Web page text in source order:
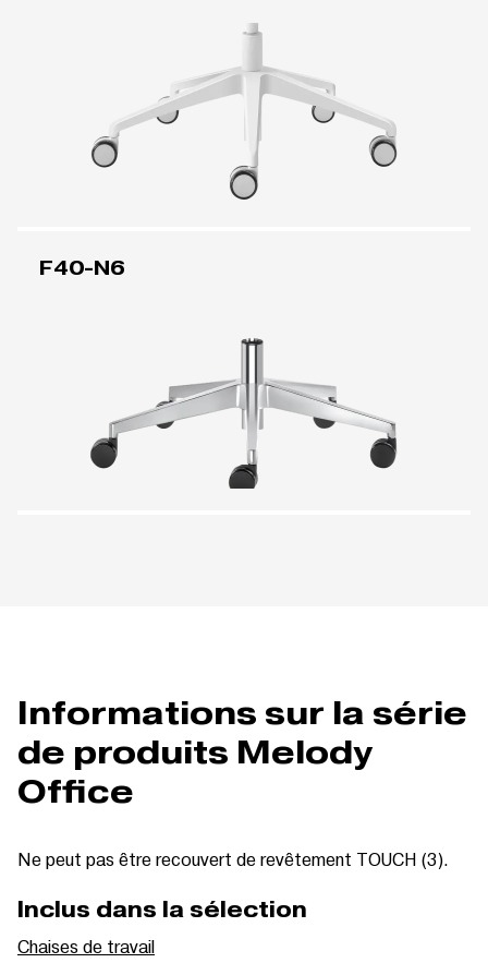
F40-N6
Informations sur la série
de produits Melody
Office
Ne peut pas être recouvert de revêtement TOUCH (3).
Inclus dans la sélection
Chaises de travail